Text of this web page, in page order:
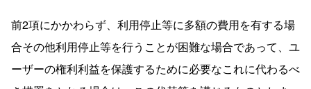
前2項にかかわらず、利用停止等に多額の費用を有する場
合その他利用停止等を行うことが困難な場合であって、ユ
ーザーの権利利益を保護するために必要なこれに代わるべ